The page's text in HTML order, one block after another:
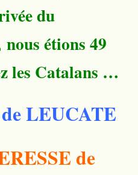
du
nous étions 49
les Catalans …
LEUCATE
de